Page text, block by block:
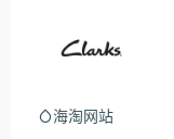
海淘网站